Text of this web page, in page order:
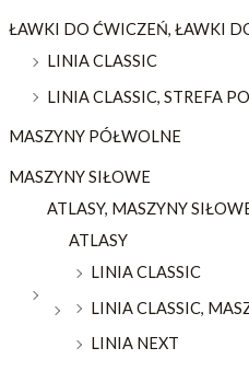
ŁAWKI DO ĆWICZEŃ, ŁAWKI
LINIA CLASSIC
LINIA CLASSIC, STREFA
MASZYNY PÓŁWOLNE
MASZYNY SIŁOWE
ATLASY, MASZYNY
ATLASY
LINIA CLASSIC
LINIA CLASSIC,
LINIA NEXT